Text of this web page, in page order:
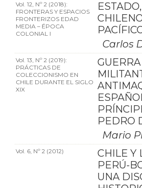
Vol. 12, Nº 2 (2018):
FRONTERAS Y ESPACIOS
FRONTERIZOS EDAD
MEDIA – ÉPOCA
COLONIAL I
Carlos
Vol. 13, Nº 2 (2019):
PRÁCTICAS DE
COLECCIONISMO EN
CHILE DURANTE EL SIGLO
XIX
PEDRO
Mario
Vol. 6, Nº 2 (2012)
CHILE Y
PERÚ-
UNA